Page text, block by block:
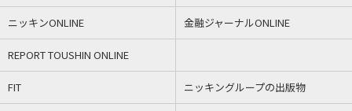
ニッキンONLINE 金融ジャーナルONLINE
REPORT TOUSHIN ONLINE
FIT ニッキングループの出版物